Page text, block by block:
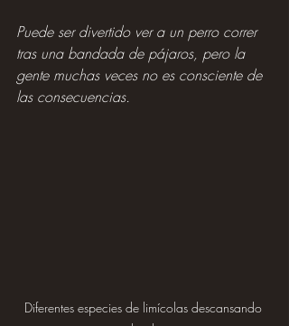
Puede ser divertido ver a un perro correr
tras una bandada de pájaros, pero la
gente muchas veces no es consciente de
las consecuencias.
Diferentes especies de limícolas descansando